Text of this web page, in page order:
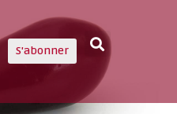
S'abonner